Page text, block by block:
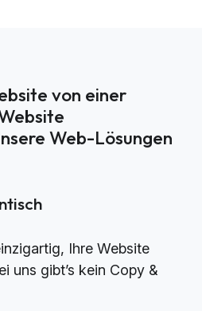
von einer
Web-Lösungen
Ihre Website
uns gibt’s kein Copy &